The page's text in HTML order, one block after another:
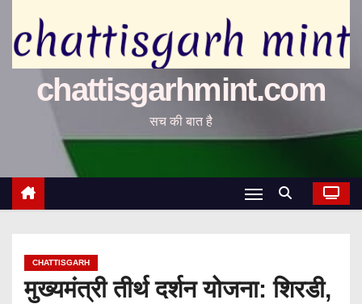
chattisgarhmint.com
सच की बात है
CHATTISGARH
मुख्यमंत्री तीर्थ दर्शन योजना: शिरडी,